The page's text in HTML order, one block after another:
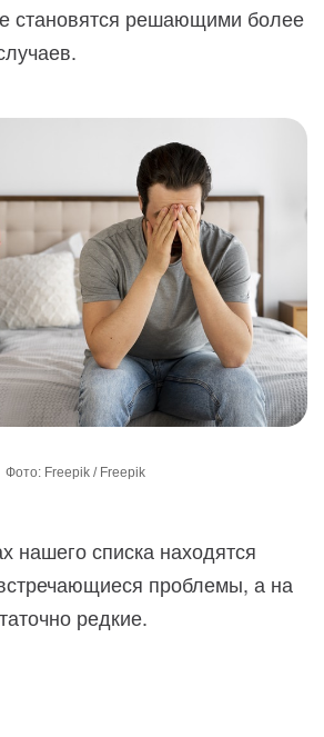
становятся решающими более
Фото: Freepik / Freepik
нашего списка находятся
проблемы, а на
редкие.